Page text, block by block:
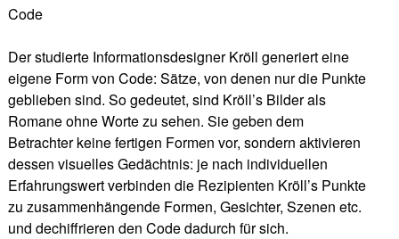
Code
Der studierte Informationsdesigner Kröll generiert eine
eigene Form von Code: Sätze, von denen nur die Punkte
geblieben sind. So gedeutet, sind Kröll’s Bilder als
Romane ohne Worte zu sehen. Sie geben dem
Betrachter keine fertigen Formen vor, sondern aktivieren
dessen visuelles Gedächtnis: je nach individuellen
Erfahrungswert verbinden die Rezipienten Kröll’s Punkte
zu zusammenhängende Formen, Gesichter, Szenen etc.
und dechiffrieren den Code dadurch für sich.